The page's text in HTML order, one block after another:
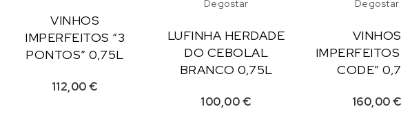
VINHOS
IMPERFEITOS “3
PONTOS” 0,75L
112,00€
LUFINHA HERDADE
DO CEBOLAL
BRANCO 0,75L
100,00€
VINHOS
CODE”
160,00€